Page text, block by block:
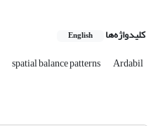
کلیدواژه‌ها English
spatial balance patterns Ardabil